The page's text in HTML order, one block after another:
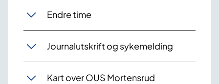
Endre time
Journalutskrift og sykemelding
Kart over OUS Mortensrud